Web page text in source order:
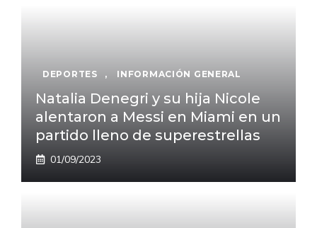
DEPORTES , INFORMACIÓN GENERAL
Natalia Denegri y su hija Nicole
alentaron a Messi en Miami en un
partido lleno de superestrellas
01/09/2023